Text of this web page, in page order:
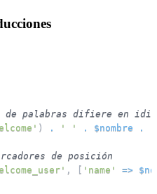
de palabras difiere en
) . ' ' . $nombre .
de posición
, [ 'name' =>